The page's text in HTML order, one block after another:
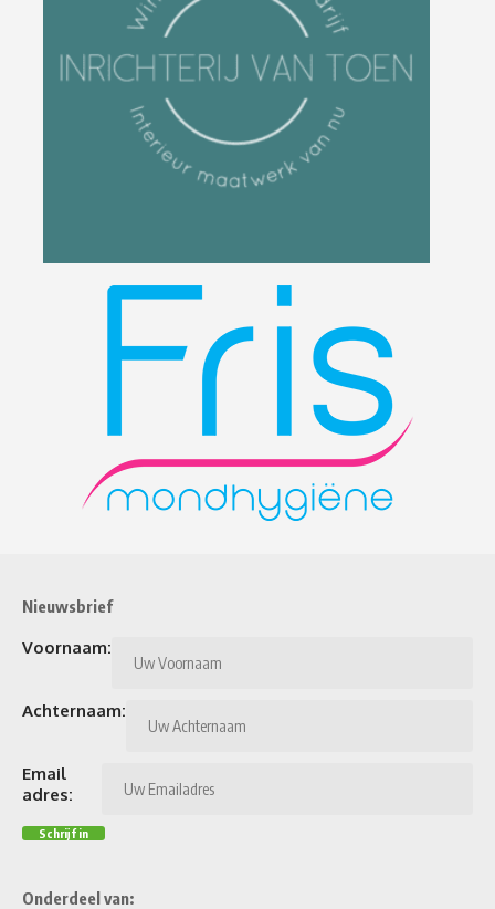
Nieuwsbrief
Voornaam:
Achternaam:
Email
adres:
Onderdeel van: